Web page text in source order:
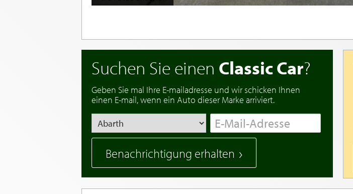
Suchen Sie einen Classic Car?
Geben Sie mal Ihre E-mailadresse und wir schicken Ihnen
einen E-mail, wenn ein Auto dieser Marke arriviert.
Benachrichtigung erhalten